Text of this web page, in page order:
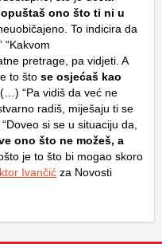
ono što ti ni u
To indicira da
“Kakvom
pretrage, pa vidjeti. A
to što se osjećaš kao
(…) “Pa vidiš da već ne
radiš, miješaju ti se
si se u situaciju da,
ono što ne možeš, a
je to što bi mogao skoro
Ivančić za Novosti